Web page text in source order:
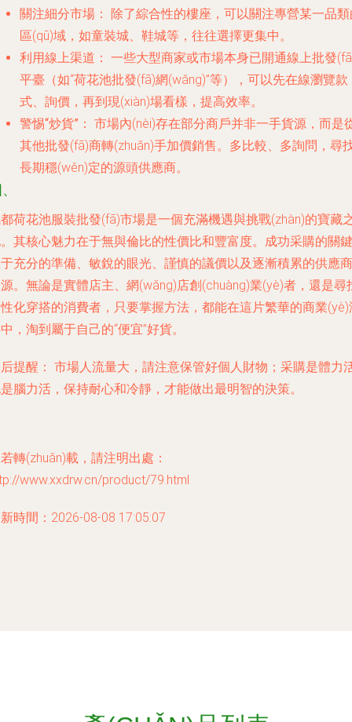
關注細分市場：
除了綜合性的樓座，可以關注專營某一品
區(qū)域，如童裝城、鞋城等，往往選擇更集中。
利用線上渠道： 一些大型商家或市場本身已開通線上批發
平臺（如“荷花池批發(fā)網(wǎng)”等），可以先在線瀏覽款
式、詢價，再到現(xiàn)場看樣，提高效率。
警惕“炒貨”： 市場內(nèi)存在部分商戶并非一手貨源，而是
其他批發(fā)商轉(zhuǎn)手加價銷售。多比較、多詢問，尋
長期穩(wěn)定的源頭供應商。
荷花池服裝批發(fā)市場是一個充滿機遇與挑戰(zhàn)的寶藏
其核心魅力在于無與倫比的性價比和豐富度。成功采購的關鍵
充分的準備、敏銳的眼光、謹慎的議價以及逐漸積累的供應商
。無論是實體店主、網(wǎng)店創(chuàng)業(yè)者，還是尋
化穿搭的消費者，只要掌握方法，都能在這片繁華的商業(yè)
，淘到屬于自己的“便宜”好貨。
提醒： 市場人流量大，請注意保管好個人財物；采購是體力
腦力活，保持耐心和冷靜，才能做出最明智的決策。
轉(zhuǎn)載，請注明出處：
www.xxdrw.cn/product/79.html
時間：2026-08-08 17:05:07